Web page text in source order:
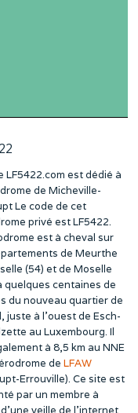
LF5422.com est dédié à
de Micheville-
Le code de cet
privé est LF5422.
est à cheval sur
de Meurthe
(54) et de Moselle
quelques centaines de
du nouveau quartier de
juste à l’ouest de Esch-
au Luxembourg. Il
à 8,5 km au NNE
de LFAW
Errouville). Ce site est
par un membre à